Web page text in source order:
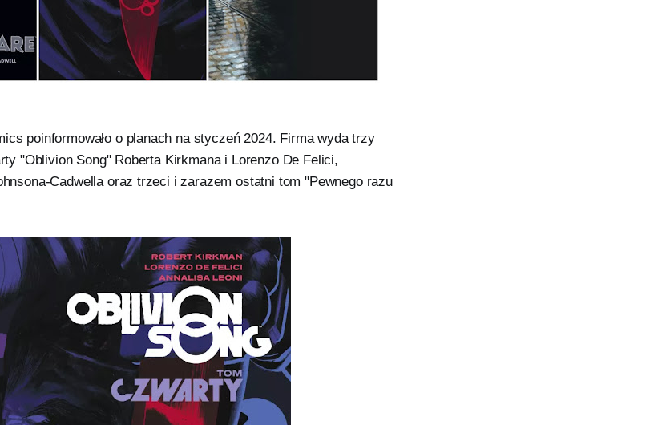
poinformowało o planach na styczeń 2024. Firma wyda trzy
"Oblivion Song" Roberta Kirkmana i Lorenzo De Felici,
Cadwella oraz trzeci i zarazem ostatni tom "Pewnego razu